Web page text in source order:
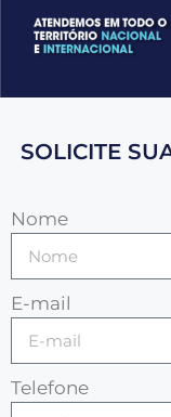
SOLICITE
Nome
E-mail
Telefone